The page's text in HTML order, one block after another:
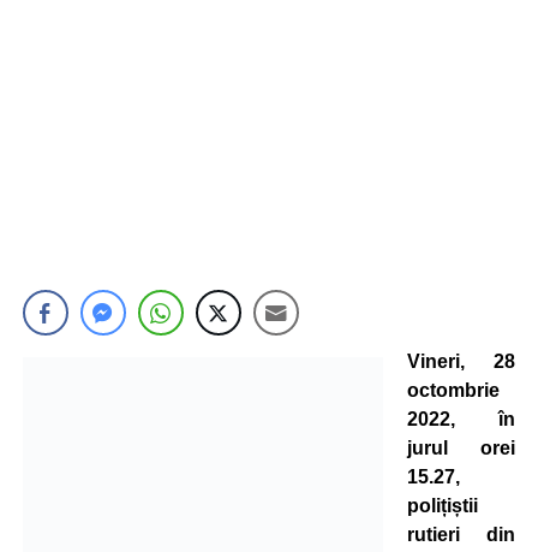
Vineri, 28
octombrie
2022, în
jurul orei
15.27,
polițiștii
rutieri din